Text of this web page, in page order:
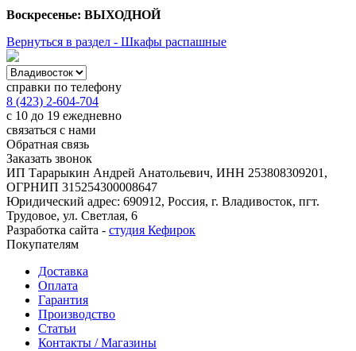
Воскресенье: ВЫХОДНОЙ
Вернуться в раздел - Шкафы распашные
справки по телефону
8 (423) 2-604-704
с 10 до 19 ежедневно
связаться с нами
Обратная связь
Заказать звонок
ИП Тарарыкин Андрей Анатольевич, ИНН 253808309201,
ОГРНИП 315254300008647
Юридический адрес: 690912, Россия, г. Владивосток, пгт.
Трудовое, ул. Светлая, 6
Разработка сайта - студия Кефирок
Покупателям
Доставка
Оплата
Гарантия
Производство
Статьи
Контакты / Магазины